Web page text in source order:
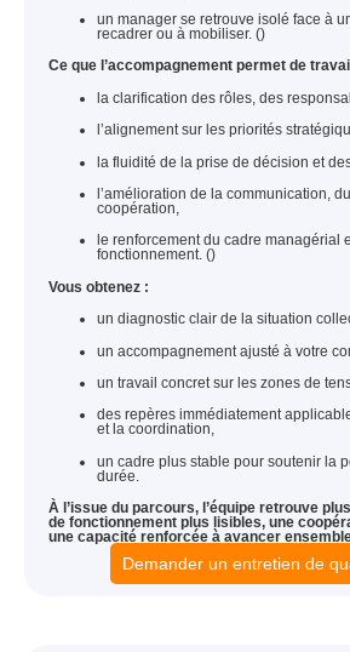
un manager se retrouve isolé face à
recadrer ou à mobiliser. ()
Ce que l’accompagnement permet de
la clarification des rôles, des
l’alignement sur les priorités
la fluidité de la prise de décision et
l’amélioration de la communication,
coopération,
le renforcement du cadre managérial
fonctionnement. ()
Vous obtenez :
un diagnostic clair de la situation
un accompagnement ajusté à votre
un travail concret sur les zones de
des repères immédiatement
et la coordination,
un cadre plus stable pour soutenir la
durée.
À l’issue du parcours, l’équipe retrouve
de fonctionnement plus lisibles, une
une capacité renforcée à avancer
Demander un entretien de